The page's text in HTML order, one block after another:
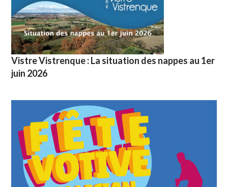
Vistre Vistrenque : La situation des nappes au 1er
juin 2026